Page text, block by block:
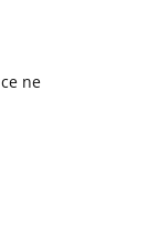
ne